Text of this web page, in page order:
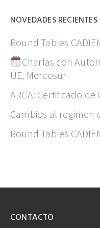
NOVEDADES RECIENTES
Round Tables
Charlas con
UE, Mercosur
ARCA: Certificado de
Cambios al regimen
Round Tables
CONTACTO